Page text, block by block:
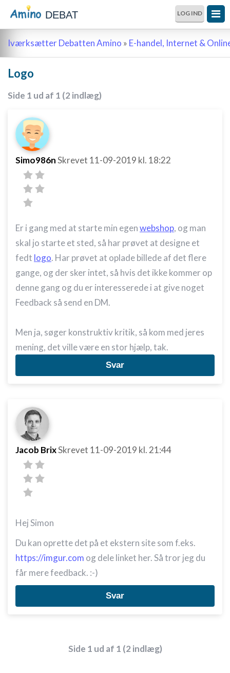
DEBAT LOG IND
Iværksætter Debatten Amino » E-handel, Internet &
Logo
Side 1 ud af 1 (2 indlæg)
Simo986nSkrevet 11-09-2019 kl. 18:22
Er i gang med at starte min egenwebshop, og man
skal jo starte et sted, så har prøvet at designe et
fedt logo. Har prøvet at oplade billede af det flere
gange, og der sker intet, så hvis det ikke kommer op
denne gang og du er interesserede i at give noget
Feedback så send en DM.
Men ja, søger konstruktiv kritik, så kom med jeres
mening, det ville være en stor hjælp, tak.
Svar
Jacob BrixSkrevet 11-09-2019 kl. 21:44
Hej Simon
Du kan oprette det på et ekstern site som f.eks.
https://imgur.com og dele linket her. Så tror jeg du
får mere feedback. :-)
Svar
Side 1 ud af 1 (2 indlæg)